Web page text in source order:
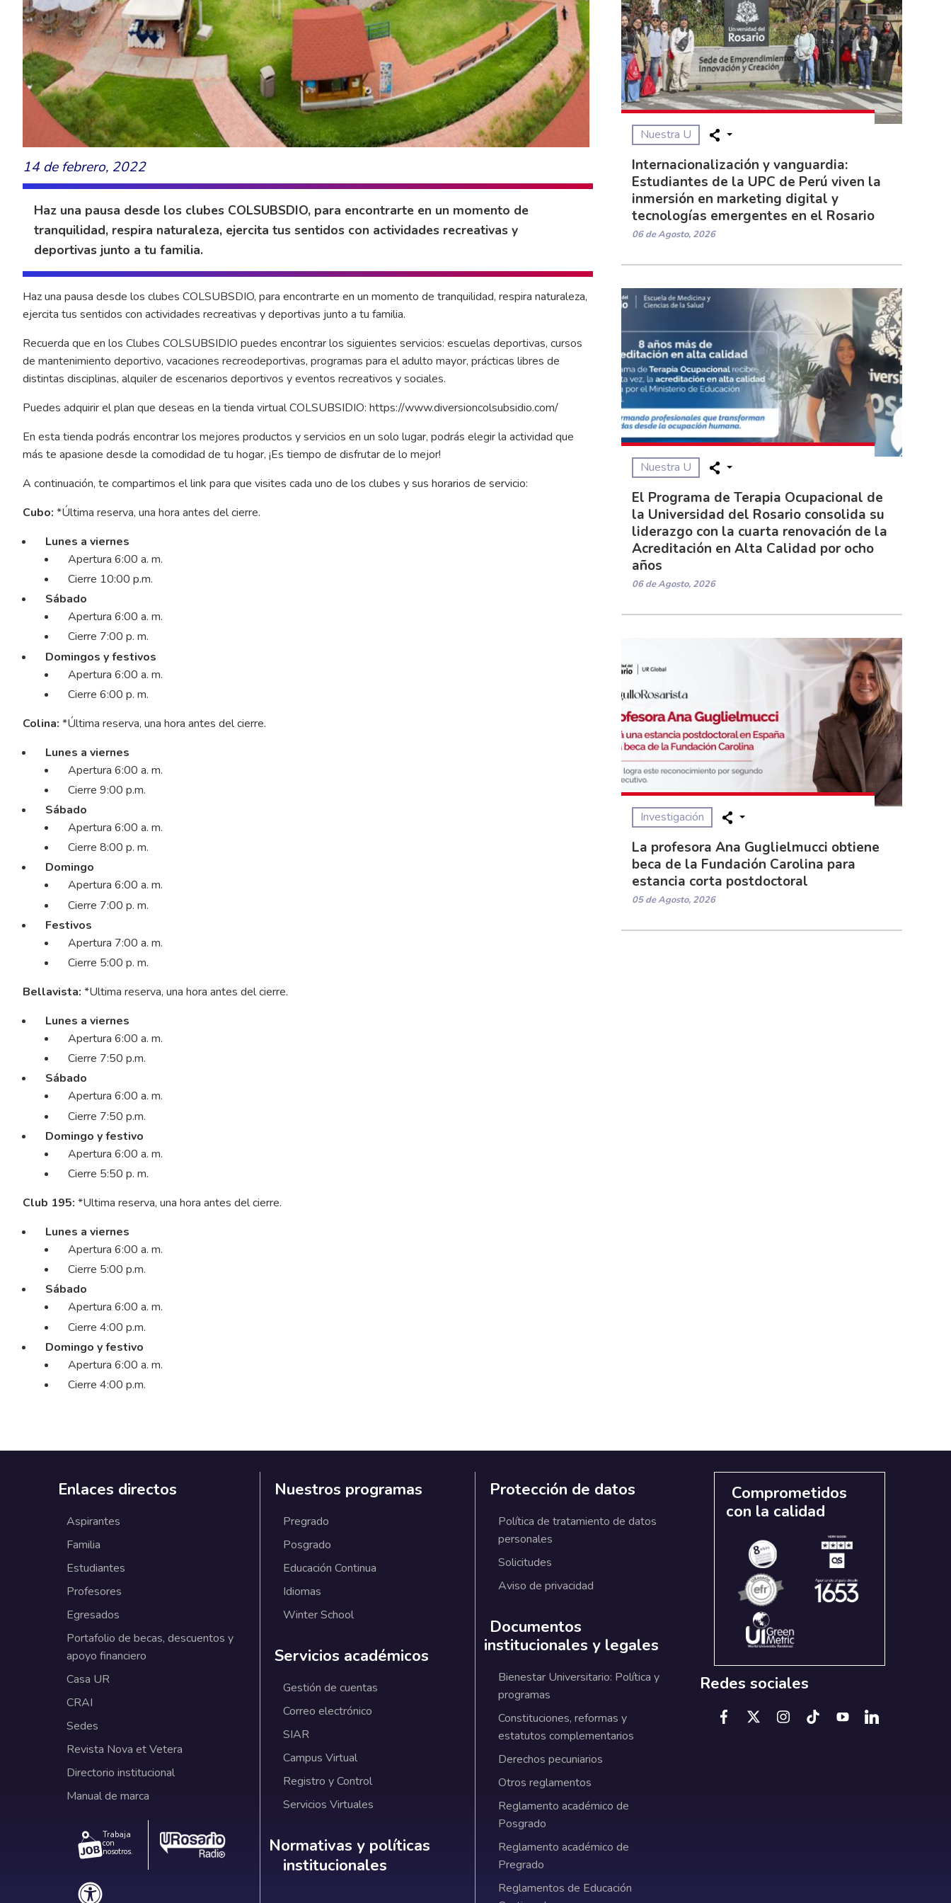
14 de febrero, 2022
Haz una pausa desde los clubes COLSUBSDIO, para encontrarte en un momento de
tranquilidad, respira naturaleza, ejercita tus sentidos con actividades recreativas y
deportivas junto a tu familia.
Haz una pausa desde los clubes COLSUBSDIO, para encontrarte en un momento de tranquilidad, respira naturaleza,
ejercita tus sentidos con actividades recreativas y deportivas junto a tu familia.
Recuerda que en los Clubes COLSUBSIDIO puedes encontrar los siguientes servicios: escuelas deportivas, cursos
de mantenimiento deportivo, vacaciones recreodeportivas, programas para el adulto mayor, prácticas libres de
distintas disciplinas, alquiler de escenarios deportivos y eventos recreativos y sociales.
Puedes adquirir el plan que deseas en la tienda virtual COLSUBSIDIO: https://www.diversioncolsubsidio.com/
En esta tienda podrás encontrar los mejores productos y servicios en un solo lugar, podrás elegir la actividad que
más te apasione desde la comodidad de tu hogar, ¡Es tiempo de disfrutar de lo mejor!
A continuación, te compartimos el link para que visites cada uno de los clubes y sus horarios de servicio:
Cubo: *Última reserva, una hora antes del cierre.
Lunes a viernes
Apertura 6:00 a. m.
Cierre 10:00 p.m.
Sábado
Apertura 6:00 a. m.
Cierre 7:00 p. m.
Domingos y festivos
Apertura 6:00 a. m.
Cierre 6:00 p. m.
Colina: *Última reserva, una hora antes del cierre.
Lunes a viernes
Apertura 6:00 a. m.
Cierre 9:00 p.m.
Sábado
Apertura 6:00 a. m.
Cierre 8:00 p. m.
Domingo
Apertura 6:00 a. m.
Cierre 7:00 p. m.
Festivos
Apertura 7:00 a. m.
Cierre 5:00 p. m.
Bellavista: *Ultima reserva, una hora antes del cierre.
Lunes a viernes
Apertura 6:00 a. m.
Cierre 7:50 p.m.
Sábado
Apertura 6:00 a. m.
Cierre 7:50 p.m.
Domingo y festivo
Apertura 6:00 a. m.
Cierre 5:50 p. m.
Club 195: *Ultima reserva, una hora antes del cierre.
Lunes a viernes
Apertura 6:00 a. m.
Cierre 5:00 p.m.
Sábado
Apertura 6:00 a. m.
Cierre 4:00 p.m.
Domingo y festivo
Apertura 6:00 a. m.
Cierre 4:00 p.m.
Nuestra U
Internacionalización y vanguardia:
Estudiantes de la UPC de Perú viven la
inmersión en marketing digital y
tecnologías emergentes en el Rosario
06 de Agosto, 2026
Nuestra U
El Programa de Terapia Ocupacional de
la Universidad del Rosario consolida su
liderazgo con la cuarta renovación de la
Acreditación en Alta Calidad por ocho
años
06 de Agosto, 2026
Investigación
La profesora Ana Guglielmucci obtiene
beca de la Fundación Carolina para
estancia corta postdoctoral
05 de Agosto, 2026
Enlaces directos
Aspirantes
Familia
Estudiantes
Profesores
Egresados
Portafolio de becas, descuentos y
apoyo financiero
Casa UR
CRAI
Sedes
Revista Nova et Vetera
Directorio institucional
Manual de marca
Trabaja
con
nosotros.
Nuestros programas
Pregrado
Posgrado
Educación Continua
Idiomas
Winter School
Servicios académicos
Gestión de cuentas
Correo electrónico
SIAR
Campus Virtual
Registro y Control
Servicios Virtuales
Normativas y políticas institucionales
Normativas y políticas
institucionales
Protección de datos
Política de tratamiento de datos
personales
Solicitudes
Aviso de privacidad
Documentos
institucionales y legales
Bienestar Universitario: Política y
programas
Constituciones, reformas y
estatutos complementarios
Derechos pecuniarios
Otros reglamentos
Reglamento académico de
Posgrado
Reglamento académico de
Pregrado
Reglamentos de Educación
Comprometidos
con la calidad
Redes sociales